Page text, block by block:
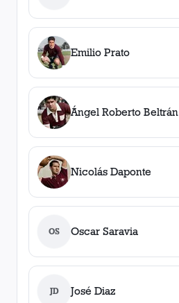
Emilio Prato
Ángel Roberto Beltrán
Nicolás Daponte
OS Oscar Saravia
JD José Diaz